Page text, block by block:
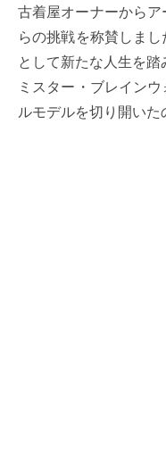
古着屋オーナーから
らの挑戦を称賛しま
として新たな人生を踏
ミスター・ブレイン
ルモデルを切り開いた